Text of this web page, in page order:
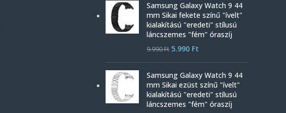
Samsung Galaxy Watch 9 44
mm Sikai fekete színű "ívelt"
kialakítású "eredeti" stílusú
láncszemes "fém" óraszíj
9.990Ft 5.990 Ft
Samsung Galaxy Watch 9 44
mm Sikai ezüst színű "ívelt"
kialakítású "eredeti" stílusú
láncszemes "fém" óraszíj